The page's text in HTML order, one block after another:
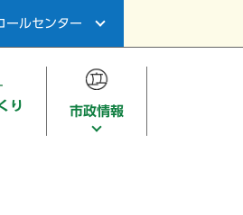
ールセンター
り 市政情報